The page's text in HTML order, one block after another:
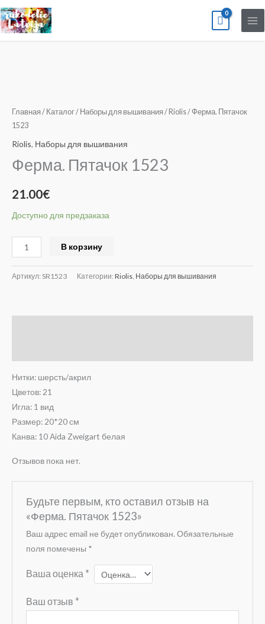
Перейти
к
содержимому
Главная / Каталог/ Наборы для вышивания / Riolis/ Ферма. Пятачок
1523
Riolis, Наборы для вышивания
Ферма. Пятачок 1523
21.00€
Доступно для предзаказа
Ферма.
Пятачок
1523
В корзину
Артикул: SR1523 Категории: Riolis Наборы для вышивания
Нитки: шерсть/акрил
Цветов: 21
Игла: 1 вид
Размер: 20*20 см
Канва: 10 Aida Zweigart белая
Отзывов пока нет.
Будьте первым, кто оставил отзыв на
«Ферма. Пятачок 1523»
Ваш адрес email не будет опубликован. Обязательные
поля помечены *
Ваша оценка *
Ваш отзыв *